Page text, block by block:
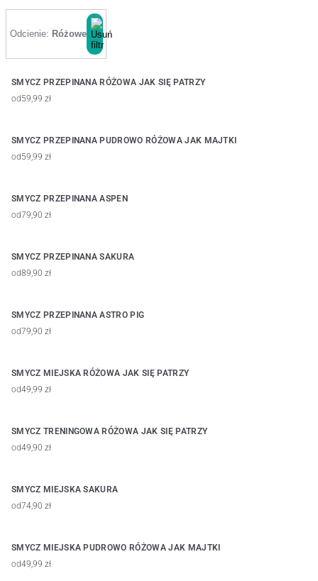
Odcienie: Różowe
SMYCZ PRZEPINANA RÓŻOWA JAK SIĘ PATRZY
od59,99 zł
SMYCZ PRZEPINANA PUDROWO RÓŻOWA JAK MAJTKI
od59,99 zł
SMYCZ PRZEPINANA ASPEN
od79,90 zł
SMYCZ PRZEPINANA SAKURA
od89,90 zł
SMYCZ PRZEPINANA ASTRO PIG
od79,90 zł
SMYCZ MIEJSKA RÓŻOWA JAK SIĘ PATRZY
od49,99 zł
SMYCZ TRENINGOWA RÓŻOWA JAK SIĘ PATRZY
od49,90 zł
SMYCZ MIEJSKA SAKURA
od74,90 zł
SMYCZ MIEJSKA PUDROWO RÓŻOWA JAK MAJTKI
od49,99 zł